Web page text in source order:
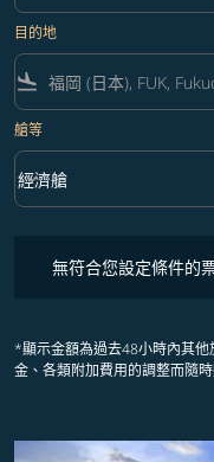
目的地
flight_land
艙等
艙等 option 經濟艙 Selected
經濟艙
keyboard_arrow_down
無符合您設定條件的
*顯示金額為過去48小時內其
金、各類附加費用的調整而隨時